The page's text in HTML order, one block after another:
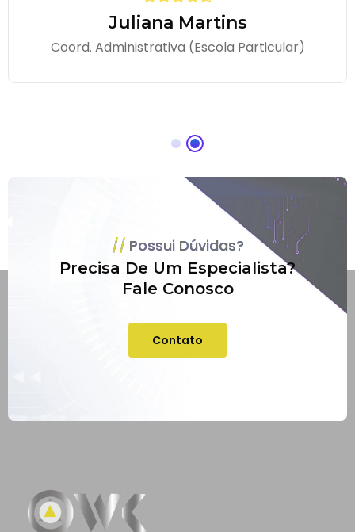
Juliana Martins
Coord. Administrativa (Escola Particular)
Possui Dúvidas?
Precisa De Um Especialista?
Fale Conosco
Contato